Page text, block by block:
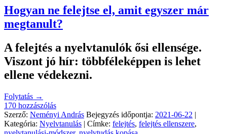
Hogyan ne felejtse el, amit egyszer már
megtanult?
A felejtés a nyelvtanulók ősi ellensége.
Viszont jó hír: többféleképpen is lehet
ellene védekezni.
Folytatás →
170 hozzászólás
Szerző: Neményi András Bejegyzés időpontja: 2021-06-22 |
Kategória: Nyelvtanulás | Címke: felejtés, felejtés ellenszere,